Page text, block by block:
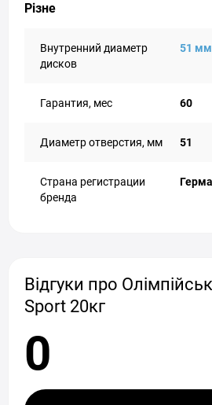
Різне
Внутренний диаметр
дисков
51 мм
Гарантия, мес 60
Диаметр отверстия, мм 51
Страна регистрации
бренда
Відгуки про
Sport 20кг
0